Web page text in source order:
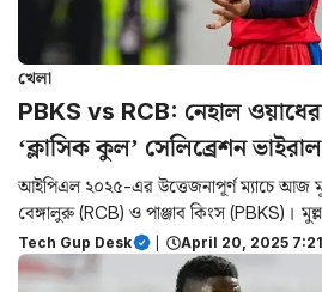
খেলা
PBKS vs RCB: নেহাল
‘ক্লাসিক কুল’ সেলিব্রেশন ভাইরাল
আইপিএল ২০২৫-এর উত্তেজনাপূর্ণ ম্যাচে আজ
বেঙ্গালুরু (RCB) ও পাঞ্জাব কিংস (PBKS)।
Tech Gup Desk | April 20, 2025